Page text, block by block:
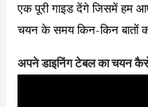
एक पूरी गाइड देंगे जिसमें हम
चयन के समय किन-किन बातों
अपने डाइनिंग टेबल का चयन